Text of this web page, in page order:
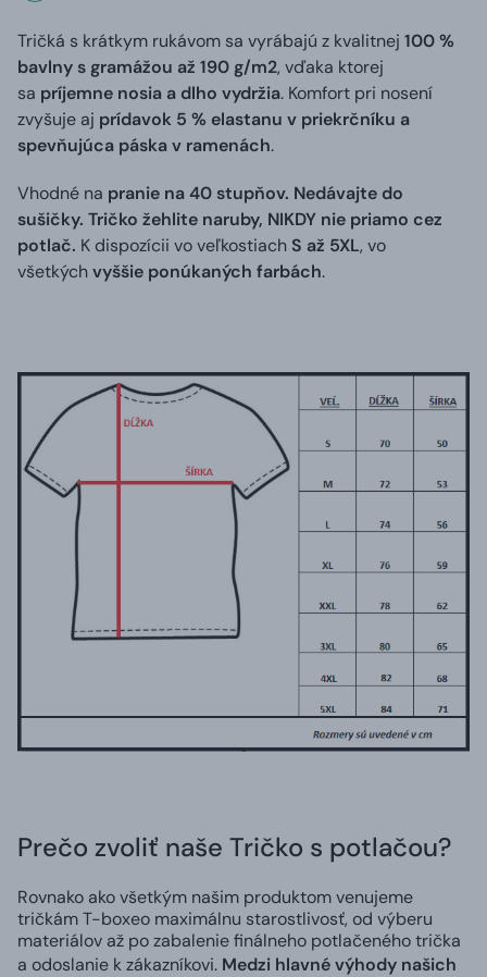
Tričká s krátkym rukávom sa vyrábajú z kvalitnej 100 %
bavlny s gramážou až 190 g/m2, vďaka ktorej
sa príjemne nosia a dlho vydržia. Komfort pri nosení
zvyšuje aj prídavok 5 % elastanu v priekrčníku a
spevňujúca páska v ramenách.
Vhodné na pranie na 40 stupňov. Nedávajte do
sušičky. Tričko žehlite naruby, NIKDY nie priamo cez
potlač. K dispozícii vo veľkostiach S až 5XL, vo
všetkýchvyššie ponúkaných farbách.
Prečo zvoliť naše Tričko s potlačou?
Rovnako ako všetkým našim produktom venujeme
tričkám T-boxeo maximálnu starostlivosť, od výberu
materiálov až po zabalenie finálneho potlačeného trička
a odoslanie k zákazníkovi. Medzi hlavné výhody našich